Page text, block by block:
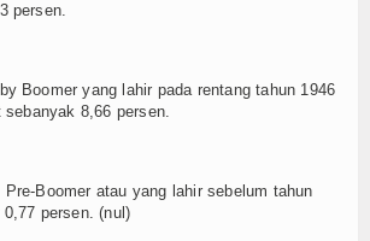
persen.
Boomer yang lahir pada rentang tahun 1946
sebanyak 8,66 persen.
Boomer atau yang lahir sebelum tahun
persen. (nul)